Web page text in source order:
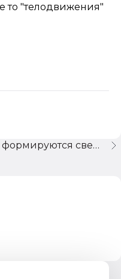
то "телодвижения"
не формируются сведения для ПФР